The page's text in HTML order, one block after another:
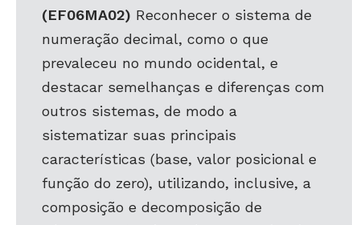
(EF06MA02) Reconhecer o sistema de
numeração decimal, como o que
prevaleceu no mundo ocidental, e
destacar semelhanças e diferenças com
outros sistemas, de modo a
sistematizar suas principais
características (base, valor posicional e
função do zero), utilizando, inclusive, a
composição e decomposição de